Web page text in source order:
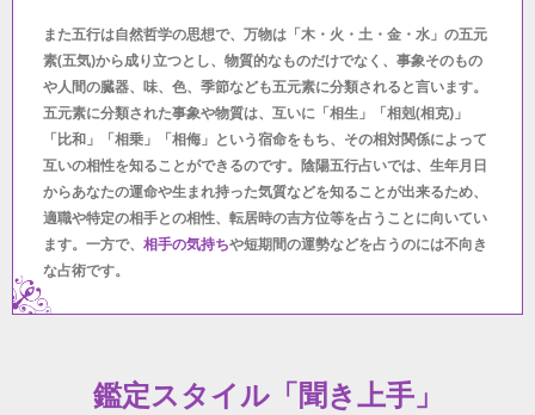
また五行は自然哲学の思想で、万物は「木・火・土・金・水」の五元
素(五気)から成り立つとし、物質的なものだけでなく、事象そのもの
や人間の臓器、味、色、季節なども五元素に分類されると言います。
五元素に分類された事象や物質は、互いに「相生」「相剋(相克)」
「比和」「相乗」「相侮」という宿命をもち、その相対関係によって
互いの相性を知ることができるのです。陰陽五行占いでは、生年月日
からあなたの運命や生まれ持った気質などを知ることが出来るため、
適職や特定の相手との相性、転居時の吉方位等を占うことに向いてい
ます。一方で、 相手の気持ちや短期間の運勢などを占うのには不向き
な占術です。
鑑定スタイル「聞き上手」